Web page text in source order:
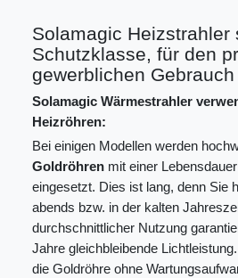
Solamagic Heizstrahler
Schutzklasse, für den
gewerblichen
Solamagic Wärmestrahler
Heizröhren:
Bei einigen Modellen werden
Goldröhren mit einer
eingesetzt. Dies ist lang, denn Sie
abends bzw. in der kalten
durchschnittlicher Nutzung
Jahre gleichbleibende
die Goldröhre ohne